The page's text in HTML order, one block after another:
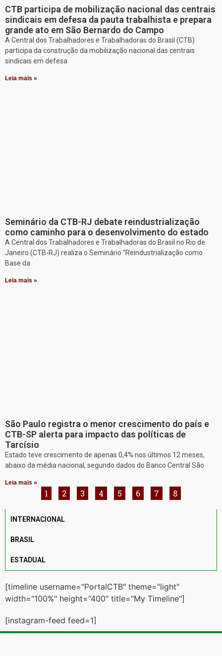
CTB participa de mobilização nacional das centrais
sindicais em defesa da pauta trabalhista e prepara
grande ato em São Bernardo do Campo
A Central dos Trabalhadores e Trabalhadoras do Brasil (CTB)
participa da construção da mobilização nacional das centrais
sindicais em defesa
Leia mais »
Seminário da CTB-RJ debate reindustrialização
como caminho para o desenvolvimento do estado
A Central dos Trabalhadores e Trabalhadoras do Brasil no Rio de
Janeiro (CTB-RJ) realiza o Seminário “Reindustrialização como
Base da
Leia mais »
São Paulo registra o menor crescimento do país e
CTB-SP alerta para impacto das políticas de
Tarcísio
Estado teve crescimento de apenas 0,4% nos últimos 12 meses,
abaixo da média nacional, segundo dados do Banco Central São
Leia mais »
1 2 3 4 5 6 7 8
INTERNACIONAL
BRASIL
ESTADUAL
[timeline username="PortalCTB" theme="light"
width="100%" height="400" title="My Timeline"]
[instagram-feed feed=1]